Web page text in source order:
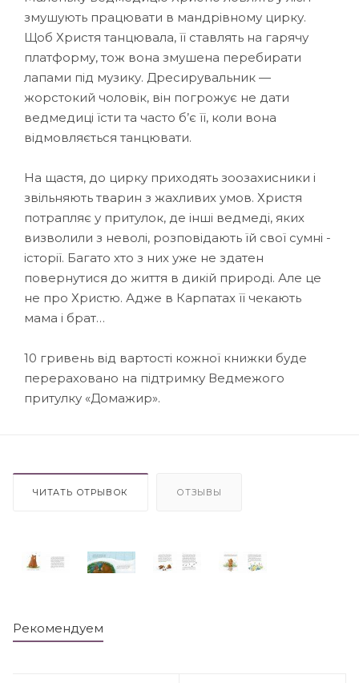
змушують працювати в мандрівному цирку.
Щоб Христя танцювала, її ставлять на гарячу
платформу, тож вона змушена перебирати
лапами під музику. Дресирувальник —
жорстокий чоловік, він погрожує не дати
ведмедиці їсти та часто б’є її, коли вона
відмовляється танцювати.
На щастя, до цирку приходять зоозахисники і
звільняють тварин з жахливих умов. Христя
потрапляє у притулок, де інші ведмеді, яких
визволили з неволі, розповідають їй свої сумні ­
історії. Багато хто з них уже не здатен
повернутися до життя в дикій природі. Але це
не про Христю. Адже в Карпатах її чекають
мама і брат…
10 гривень від вартості кожної книжки буде
перераховано на підтримку Ведмежого
притулку «Домажир».
ЧИТАТЬ ОТРЫВОК ОТЗЫВЫ
Рекомендуем